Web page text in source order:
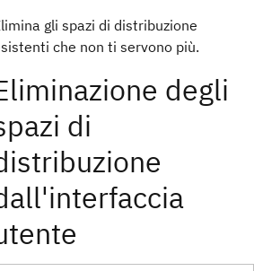
gli spazi di distribuzione
che non ti servono più.
degli
di